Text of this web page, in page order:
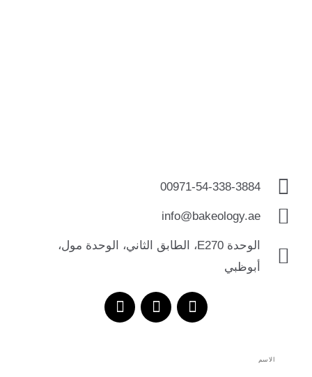
00971-54-338-3884
info@bakeology.ae
الوحدة E270، الطابق الثاني، الوحدة مول،
أبوظبي
F
a
c
I
n
s
T
i
k